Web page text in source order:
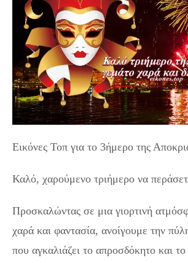
Εικόνες Τοπ για το 3ήμερο της
Καλό, χαρούμενο τριήμερο να
Προσκαλώντας σε μια γιορτινή
χαρά και φαντασία, ανοίγουμε την
που αγκαλιάζει το απροσδόκητο και